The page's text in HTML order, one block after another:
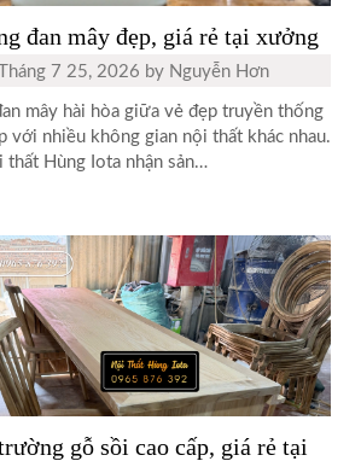
đan mây đẹp, giá rẻ tại xưởng
Tháng 7 25, 2026 by Nguyễn Hơn
mây hài hòa giữa vẻ đẹp truyền thống
với nhiều không gian nội thất khác nhau.
thất Hùng Iota nhận sản…
gỗ sồi cao cấp, giá rẻ tại